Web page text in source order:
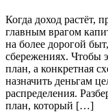
Когда доход растёт,
главным врагом
на более дорогой
сбережениях. Чтобы
план, а конкретная
назначить деньгам
распределения.
план, который […]